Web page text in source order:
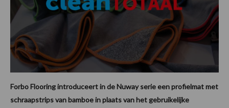
Forbo Flooring introduceert in de Nuway serie een profielmat met
schraapstrips van bamboe in plaats van het gebruikelijke